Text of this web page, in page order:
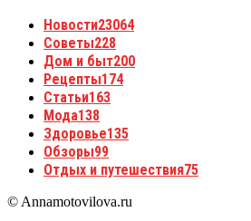
Новости23064
Советы228
Дом и быт200
Рецепты174
Статьи163
Мода138
Здоровье135
Обзоры99
Отдых и путешествия75
© Annamotovilova.ru